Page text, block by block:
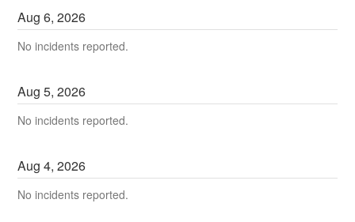
Aug6,2026
No incidents reported.
Aug5,2026
No incidents reported.
Aug4,2026
No incidents reported.